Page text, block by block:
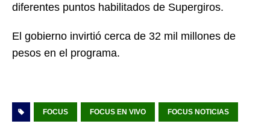
diferentes puntos habilitados de Supergiros.
El gobierno invirtió cerca de 32 mil millones de
pesos en el programa.
FOCUS FOCUS EN VIVO FOCUS NOTICIAS